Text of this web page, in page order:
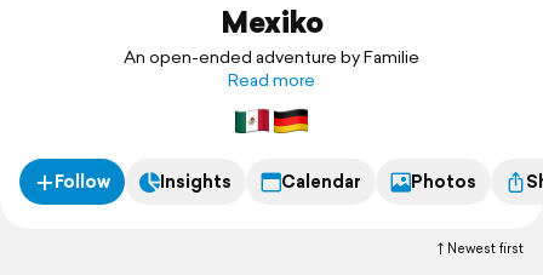
Mexiko
An open-ended adventure by Familie
Read more
Follow Insights Calendar Photos
Newest first